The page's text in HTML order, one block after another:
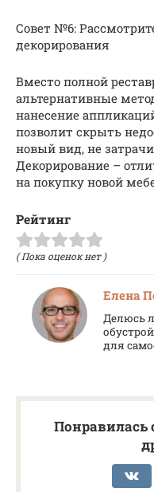
Совет №6:
декорирования
Вместо полной
альтернативные
нанесение
позволит скрыть
новый вид, не
Декорирование –
на покупку новой
Рейтинг
( Пока оценок нет )
Елена
Делюсь
для
Понравилась